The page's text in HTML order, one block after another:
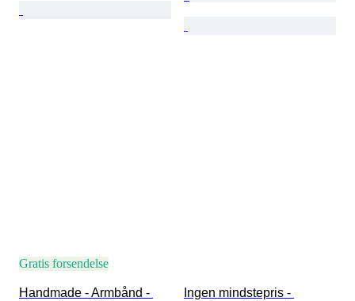
Gratis forsendelse
Handmade - Armbånd -
Ingen mindstepris -